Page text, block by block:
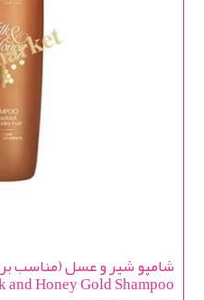
شامپو شیر و عسل (مناسب
Honey Gold Shampoo